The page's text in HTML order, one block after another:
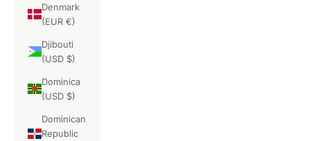
Denmark
(EUR €)
Djibouti
(USD $)
Dominica
(USD $)
Dominican
Republic